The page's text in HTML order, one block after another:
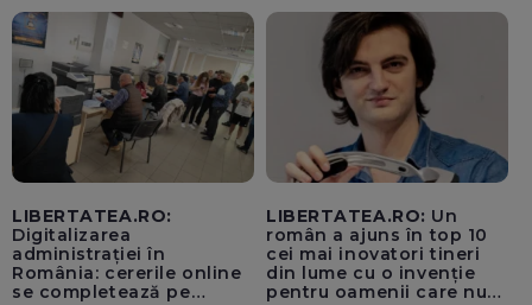
pentru instaurarea
„cenzurii” pe platforma X
LIBERTATEA.RO:
Digitalizarea
administrației în
România: cererile online
se completează pe
LIBERTATEA.RO: Un
român a ajuns în top 10
cei mai inovatori tineri
din lume cu o invenție
pentru oamenii care nu